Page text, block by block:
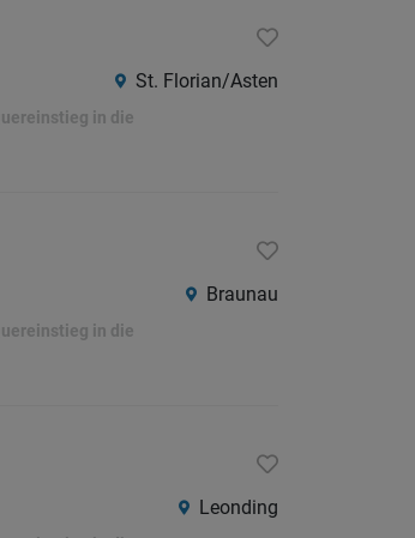
St. Florian/Asten
in die
Braunau
in die
Leonding